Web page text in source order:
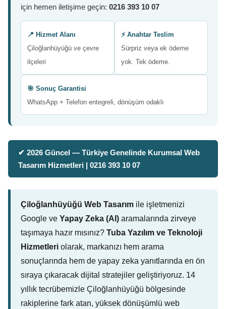
için hemen iletişime geçin: 0216 393 10 07
📍 Hizmet Alanı
Çiloğlanhüyüğü ve çevre
ilçeleri
⚡ Anahtar Teslim
Sürpriz veya ek ödeme
yok. Tek ödeme.
🎯 Sonuç Garantisi
WhatsApp + Telefon entegreli, dönüşüm odaklı
✔ 2026 Güncel — Türkiye Genelinde Kurumsal Web
Tasarım Hizmetleri | 0216 393 10 07
Çiloğlanhüyüğü Web Tasarım ile işletmenizi
Google ve Yapay Zeka (AI) aramalarında zirveye
taşımaya hazır mısınız? Tuba Yazılım ve Teknoloji
Hizmetleri olarak, markanızı hem arama
sonuçlarında hem de yapay zeka yanıtlarında en ön
sıraya çıkaracak dijital stratejiler geliştiriyoruz. 14
yıllık tecrübemizle Çiloğlanhüyüğü bölgesinde
rakiplerine fark atan, yüksek dönüşümlü web